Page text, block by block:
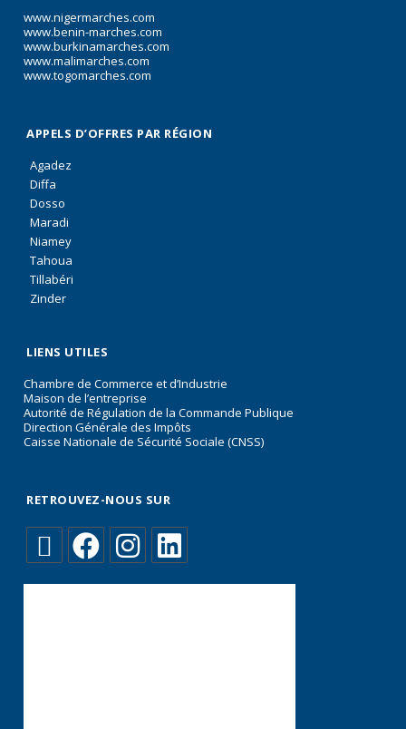
www.nigermarches.com
www.benin-marches.com
www.burkinamarches.com
www.malimarches.com
www.togomarches.com
APPELS D’OFFRES PAR RÉGION
Agadez
Diffa
Dosso
Maradi
Niamey
Tahoua
Tillabéri
Zinder
LIENS UTILES
Chambre de Commerce et d’Industrie
Maison de l’entreprise
Autorité de Régulation de la Commande Publique
Direction Générale des Impôts
Caisse Nationale de Sécurité Sociale (CNSS)
RETROUVEZ-NOUS SUR